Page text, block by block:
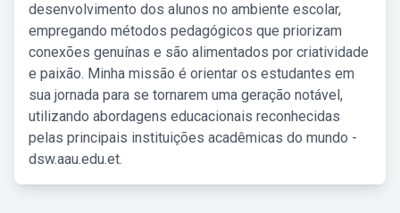
desenvolvimento dos alunos no ambiente escolar,
empregando métodos pedagógicos que priorizam
conexões genuínas e são alimentados por criatividade
e paixão. Minha missão é orientar os estudantes em
sua jornada para se tornarem uma geração notável,
utilizando abordagens educacionais reconhecidas
pelas principais instituições acadêmicas do mundo -
dsw.aau.edu.et.